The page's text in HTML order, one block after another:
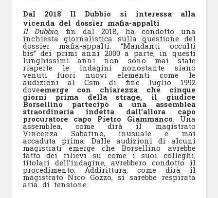
Dal 2018 Il Dubbio si interessa alla
vicenda del dossier mafia-appalti
Il Dubbio, fin dal 2018, ha condotto una
inchiesta giornalistica sulla questione del
dossier mafia-appalti. “Mandanti occulti
bis” dei primi anni 2000 a parte, in questi
lunghissimi anni non sono mai state
riaperte le indagini nonostante siano
venuti fuori nuovi elementi come le
audizioni al Csm di fine luglio 1992
doveemerge con chiarezza che cinque
giorni prima della strage, il giudice
Borsellino partecipò a una assemblea
straordinaria indetta dall’allora capo
procuratore capo Pietro Giammanco. Una
assemblea, come dirà il magistrato
Vincenza Sabatino, inusuale e mai
accaduta prima. Dalle audizioni di alcuni
magistrati emerge che Borsellino avrebbe
fatto dei rilievi su come i suoi colleghi,
titolari dell’indagine, avrebbero condotto il
procedimento. Addirittura, come dirà il
magistrato Nico Gozzo, si sarebbe respirata
aria di tensione.